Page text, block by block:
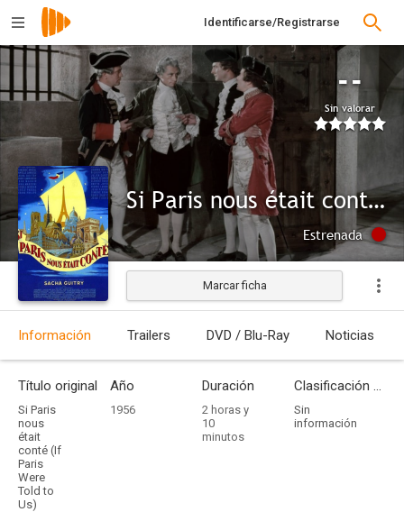
Identificarse/Registrarse
--
Sin valorar
Si Paris nous était conté (If Paris Were Told to Us)
Estrenada
Marcar ficha
Información Trailers DVD / Blu-Ray Noticias
Título original
Si Paris
nous
était
conté (If
Paris
Were
Told to
Us)
Año
1956
Duración
2 horas y
10
minutos
Clasificación por edades
Sin
información